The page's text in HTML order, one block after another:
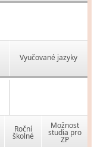
Vyučované jazyky
Roční
školné
Možnost
studia pro
ZP